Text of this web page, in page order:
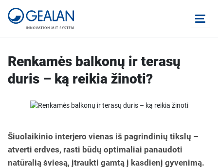
Renkamės balkonų ir terasų
duris – ką reikia žinoti?
Šiuolaikinio interjero vienas iš pagrindinių tikslų –
atverti erdves, rasti būdų optimaliai panaudoti
natūralią šviesą, įtraukti gamtą į kasdienį gyvenimą.